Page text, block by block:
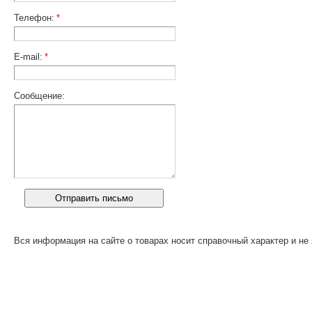
Телефон: *
E-mail: *
Сообщение:
Вся информация на сайте о товарах носит справочный характер и